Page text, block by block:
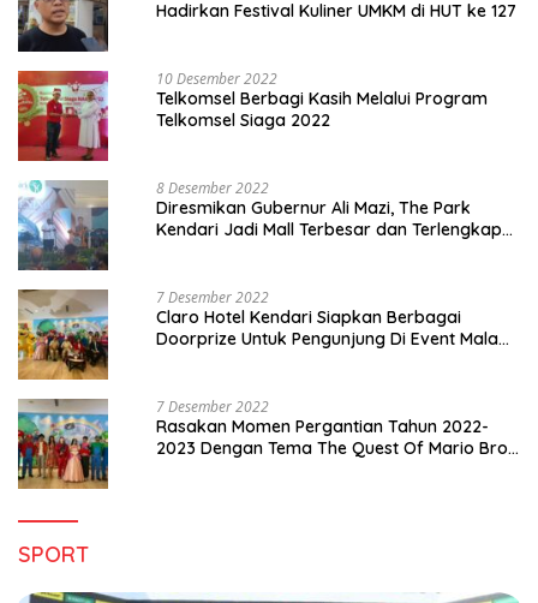
Hadirkan Festival Kuliner UMKM di HUT ke 127
10 Desember 2022
Telkomsel Berbagi Kasih Melalui Program
Telkomsel Siaga 2022
8 Desember 2022
Diresmikan Gubernur Ali Mazi, The Park
Kendari Jadi Mall Terbesar dan Terlengkap
7 Desember 2022
Claro Hotel Kendari Siapkan Berbagai
Doorprize Untuk Pengunjung Di Event Malam
7 Desember 2022
Rasakan Momen Pergantian Tahun 2022-
2023 Dengan Tema The Quest Of Mario Bros
SPORT